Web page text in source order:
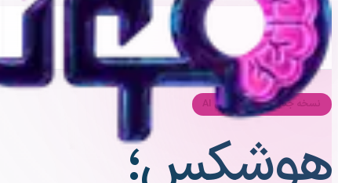
نسخه جدید با قابلیت های AI
هوشکس؛